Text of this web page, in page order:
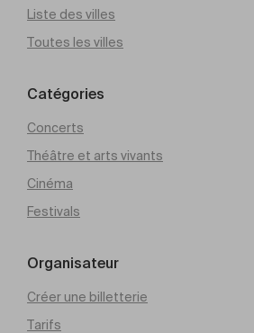
Liste des villes
Toutes les villes
Catégories
Concerts
Théâtre et arts vivants
Cinéma
Festivals
Organisateur
Créer une billetterie
Tarifs